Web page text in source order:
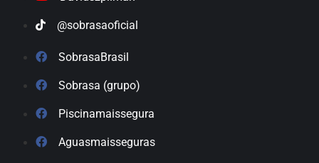
@sobrasaoficial
SobrasaBrasil
Sobrasa (grupo)
Piscinamaissegura
Aguasmaisseguras